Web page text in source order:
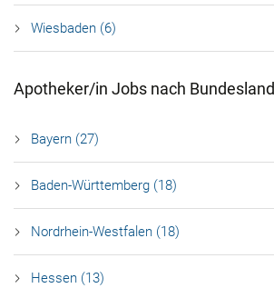
Wiesbaden (6)
Apotheker/in Jobs nach Bundesland
Bayern (27)
Baden-Württemberg (18)
Nordrhein-Westfalen (18)
Hessen (13)